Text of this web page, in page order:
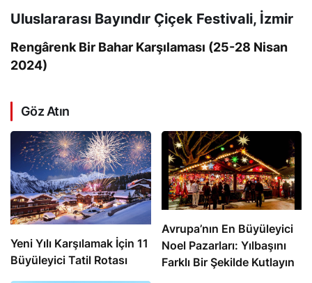
Uluslararası Bayındır Çiçek Festivali, İzmir
Rengârenk Bir Bahar Karşılaması (25-28 Nisan
2024)
Göz Atın
Yeni Yılı Karşılamak İçin 11
Büyüleyici Tatil Rotası
Avrupa’nın En Büyüleyici
Noel Pazarları: Yılbaşını
Farklı Bir Şekilde Kutlayın